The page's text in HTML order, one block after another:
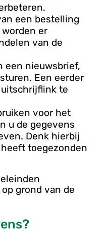
een bestelling
er
van de
een nieuwsbrief,
Een eerder
te
voor het
u de gegevens
Denk hierbij
toegezonden
grond van de